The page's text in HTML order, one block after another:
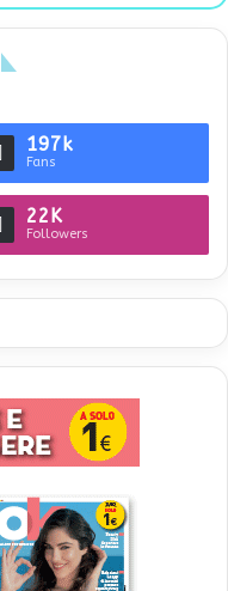
197k
Fans
22K
Followers